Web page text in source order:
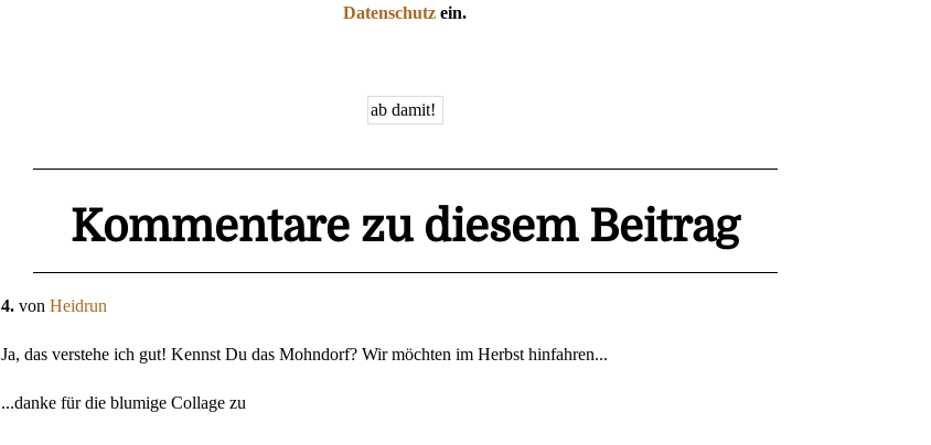
Datenschutz ein.
Kommentare zu diesem Beitrag
4. von Heidrun
Ja, das verstehe ich gut! Kennst Du das Mohndorf? Wir möchten im Herbst hinfahren...
...danke für die blumige Collage zu